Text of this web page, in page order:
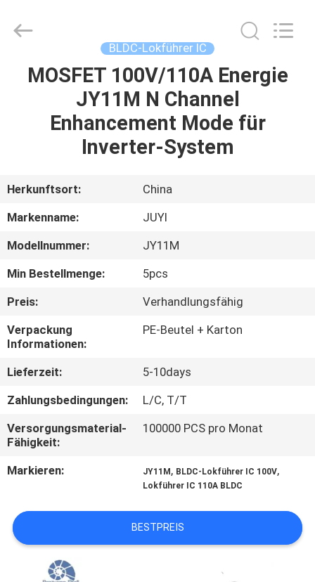
STARTSEITE
PRODUKTE
ÜBER
FABRIK
TOUR
QUALITÄTSKONTROLLE
KONTAKT
NACHRICHTEN
ALLE
FÄLLE
REFERENZEN
Motor
Technology
BLDC-Lokführer IC
MOSFET 100V/110A Energie
JY11M N Channel
Enhancement Mode für
Inverter-System
Herkunftsort:
China
Markenname:
JUYI
Modellnummer:
JY11M
Min Bestellmenge:
5pcs
Preis:
Verhandlungsfähig
Verpackung
Informationen:
PE-Beutel + Karton
Lieferzeit:
5-10days
Zahlungsbedingungen:
L/C, T/T
Versorgungsmaterial-
Fähigkeit:
100000 PCS pro Monat
Markieren: JY11M , BLDC-Lokführer IC 100V,
Lokführer IC 110A BLDC
BESTPREIS